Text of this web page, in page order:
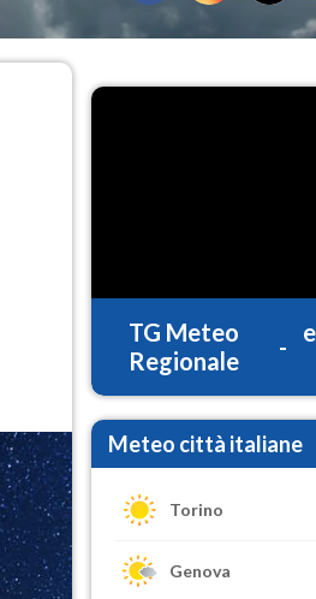
TG Meteo
Regionale
-
Meteo città italiane
Torino
Genova